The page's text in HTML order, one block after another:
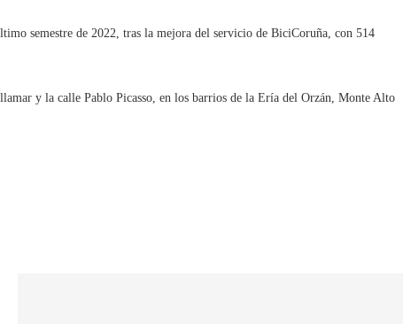
semestre de 2022, tras la mejora del servicio de BiciCoruña, con 514
y la calle Pablo Picasso, en los barrios de la Ería del Orzán, Monte Alto